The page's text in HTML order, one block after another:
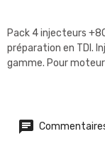
Pack 4 injecteurs
préparation en TDI.
gamme. Pour